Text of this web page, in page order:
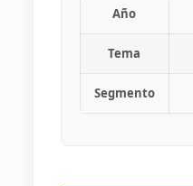
Año
Tema
Segmento